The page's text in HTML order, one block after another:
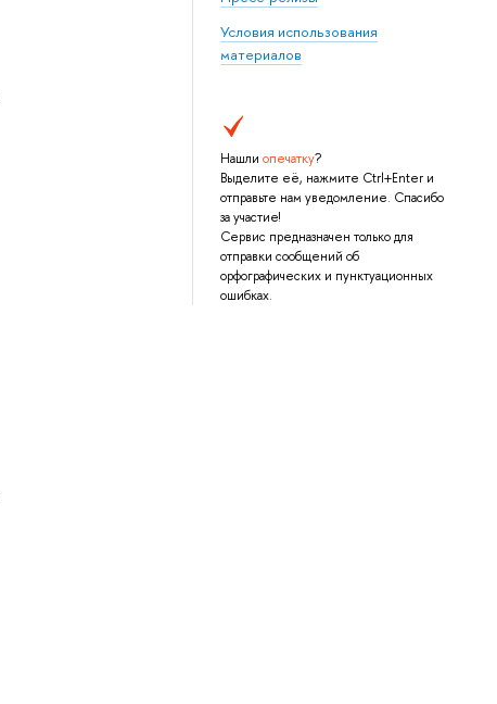
Условия использования
материалов
Нашли опечатку?
Выделите её, нажмите Ctrl+Enter и
отправьте нам уведомление. Спасибо
за участие!
Сервис предназначен только для
отправки сообщений об
орфографических и пунктуационных
ошибках.